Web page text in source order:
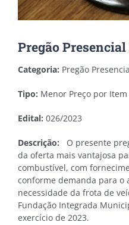
Pregão Presencial
Categoria: Pregão
Tipo: Menor Preço por Item
Edital: 026/2023
Descrição: O presente
da oferta mais vantajosa
combustível, com
conforme demanda para o
necessidade da frota de
Fundação Integrada
exercício de 2023.